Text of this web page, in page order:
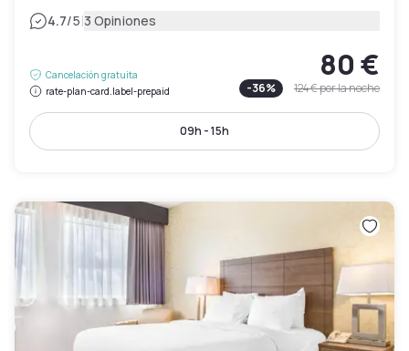
4.7/5|3 Opiniones
Cancelación gratuita
rate-plan-card.label-prepaid
80 €
-36% 124 €por la noche
09h - 15h